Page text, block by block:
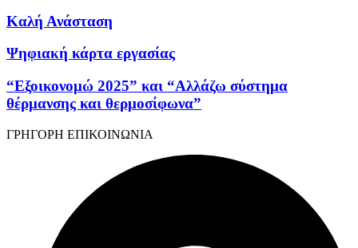
Καλή Ανάσταση
Ψηφιακή κάρτα εργασίας
“Εξοικονομώ 2025” και “Αλλάζω σύστημα
θέρμανσης και θερμοσίφωνα”
ΓΡΗΓΟΡΗ ΕΠΙΚΟΙΝΩΝΙΑ